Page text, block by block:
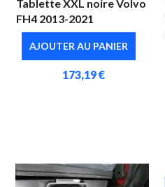
Tablette XXL noire Volvo
FH4 2013-2021
AJOUTER AU PANIER
173,19 €